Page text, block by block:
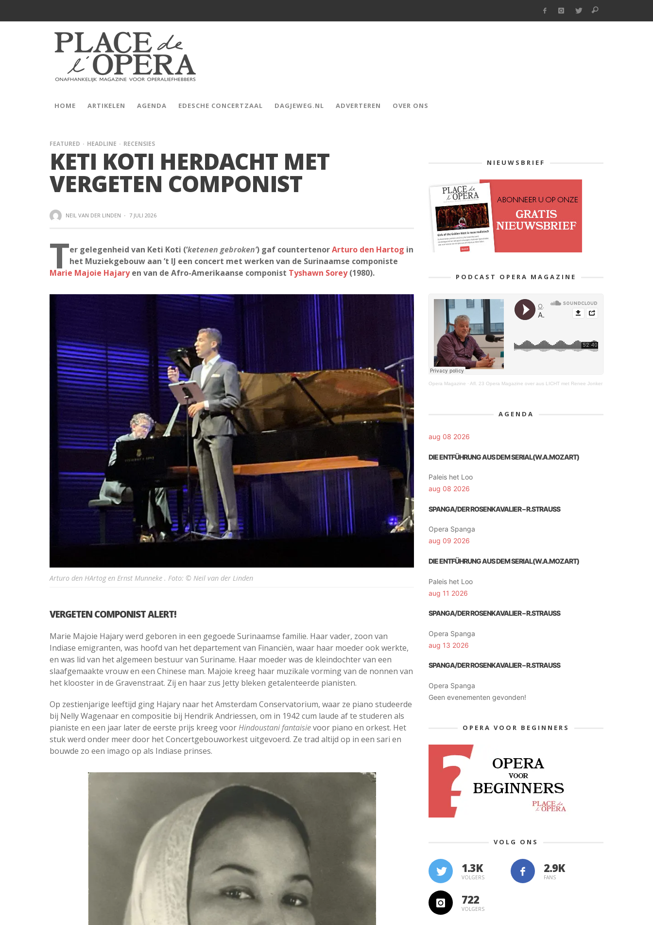
HOME ARTIKELEN AGENDA EDESCHE CONCERTZAAL DAGJEWEG.NL ADVERTEREN OVER ONS
FEATURED HEADLINE RECENSIES
KETI KOTI HERDACHT MET
VERGETEN COMPONIST
NEIL VAN DER LINDEN · 7 JULI 2026
Ter gelegenheid van Keti Koti (‘ketenen gebroken’) gaf countertenorArturo den Hartog in
het Muziekgebouw aan ’t IJ een concert met werken van de Surinaamse componiste
Marie Majoie Hajaryen van de Afro-Amerikaanse componist Tyshawn Sorey(1980).
Arturo den HArtog en Ernst Munneke . Foto: © Neil van der Linden
VERGETEN COMPONIST ALERT!
Marie Majoie Hajary werd geboren in een gegoede Surinaamse familie. Haar vader, zoon van
Indiase emigranten, was hoofd van het departement van Financiën, waar haar moeder ook werkte,
en was lid van het algemeen bestuur van Suriname. Haar moeder was de kleindochter van een
slaafgemaakte vrouw en een Chinese man. Majoie kreeg haar muzikale vorming van de nonnen van
het klooster in de Gravenstraat. Zij en haar zus Jetty bleken getalenteerde pianisten.
Op zestienjarige leeftijd ging Hajary naar het Amsterdam Conservatorium, waar ze piano studeerde
bij Nelly Wagenaar en compositie bij Hendrik Andriessen, om in 1942 cum laude af te studeren als
pianiste en een jaar later de eerste prijs kreeg voorHindoustani fantaisievoor piano en orkest. Het
stuk werd onder meer door het Concertgebouworkest uitgevoerd. Ze trad altijd op in een sari en
bouwde zo een imago op als Indiase prinses.
NIEUWSBRIEF
PODCAST OPERA MAGAZINE
Opera Magazine · Afl. 23 Opera Magazine over aus LICHT met Renee Jonker
AGENDA
aug 08 2026
DIE ENTFÜHRUNG AUS DEM SERIAL(W.A.MOZART)
Paleis het Loo
aug 08 2026
SPANGA/DER ROSENKAVALIER – R.STRAUSS
Opera Spanga
aug 09 2026
DIE ENTFÜHRUNG AUS DEM SERIAL(W.A.MOZART)
Paleis het Loo
aug 11 2026
SPANGA/DER ROSENKAVALIER – R.STRAUSS
Opera Spanga
aug 13 2026
SPANGA/DER ROSENKAVALIER – R.STRAUSS
Opera Spanga
Geen evenementen gevonden!
OPERA VOOR BEGINNERS
VOLG ONS
1.3K
VOLGERS FANS
722
VOLGERS